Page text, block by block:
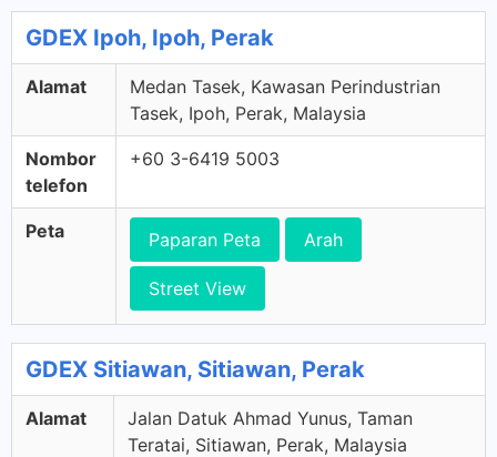
GDEX Ipoh, Ipoh, Perak
Alamat
Medan Tasek, Kawasan Perindustrian
Tasek, Ipoh, Perak, Malaysia
Nombor
telefon
+60 3-6419 5003
Peta Paparan Peta Arah
Street View
GDEX Sitiawan, Sitiawan, Perak
Alamat
Jalan Datuk Ahmad Yunus, Taman
Teratai, Sitiawan, Perak, Malaysia